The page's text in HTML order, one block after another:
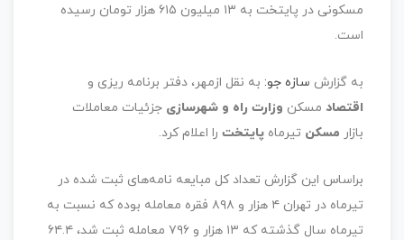
مسکونی در پایتخت به ۱۳ میلیون ۶۱۵ هزار تومان رسیده
است.
به گزارش سازه جو: به نقل ازمهر، دفتر برنامه ریزی و
اقتصاد مسکن وزارت راه و شهرسازی جزئیات معاملات
بازار مسکن تیرماه پایتخت را اعلام کرد.
براساس این گزارش تعداد کل مبایعه نامه‌های ثبت شده در
تیرماه در تهران ۴ هزار و ۸۹۸ فقره معامله بوده که نسبت به
تیرماه سال گذشته که ۱۳ هزار و ۷۹۶ معامله ثبت شد، ۶۴.۴